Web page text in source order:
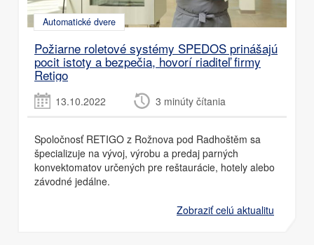
Automatické dvere
Požiarne roletové systémy SPEDOS prinášajú
pocit istoty a bezpečia, hovorí riaditeľ firmy
Retigo
13.10.2022 3 minúty čítania
Spoločnosť RETIGO z Rožnova pod Radhoštěm sa
špecializuje na vývoj, výrobu a predaj parných
konvektomatov určených pre reštaurácie, hotely alebo
závodné jedálne.
Zobraziť celú aktualitu